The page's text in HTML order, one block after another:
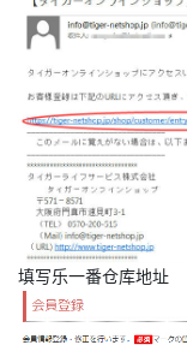
填写乐一番仓库地址